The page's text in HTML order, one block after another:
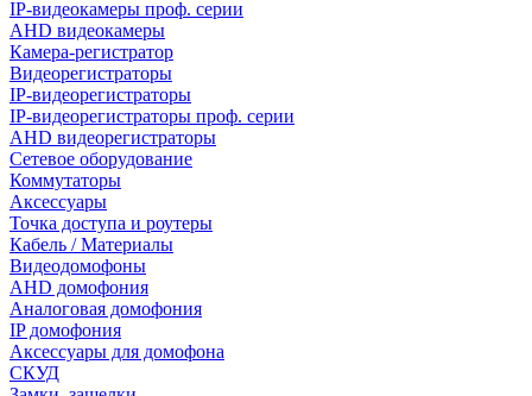
IP-видеокамеры проф. серии
AHD видеокамеры
Камера-регистратор
Видеорегистраторы
IP-видеорегистраторы
IP-видеорегистраторы проф. серии
AHD видеорегистраторы
Сетевое оборудование
Коммутаторы
Аксессуары
Точка доступа и роутеры
Кабель / Материалы
Видеодомофоны
AHD домофония
Аналоговая домофония
IP домофония
Аксессуары для домофона
СКУД